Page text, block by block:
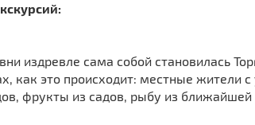
издревле сама собой становилась
как это происходит: местные жители
фрукты из садов, рыбу из